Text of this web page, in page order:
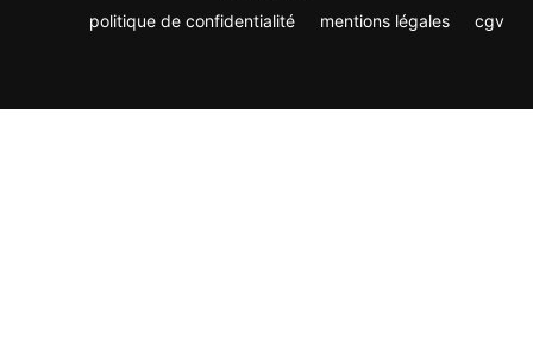
politique de confidentialité mentions légales cgv